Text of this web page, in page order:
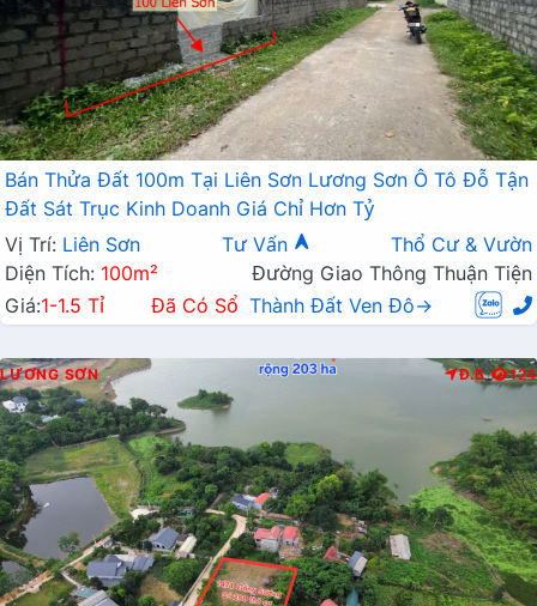
Bán Thửa Đất 100m Tại Liên Sơn Lương Sơn Ô Tô Đỗ Tận
Đất Sát Trục Kinh Doanh Giá Chỉ Hơn Tỷ
Vị Trí: Liên Sơn Tư Vấn
Thổ Cư & Vườn
Diện Tích: 100m²
Đường Giao Thông Thuận Tiện
Giá:1-1.5 Tỉ Đã Có Sổ Thành Đất Ven Đô→
LƯƠNG SƠN Đ.B 124